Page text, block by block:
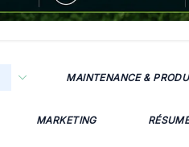
MAINTENANCE &
MARKETING